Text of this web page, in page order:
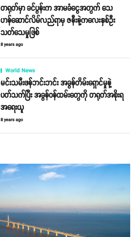
တရုတ်မှာ ခင်ပွန်းက အာမခံငွေအတွက် သေ
ဟန်ဆောင်လိမ်လည်ရာမှ ဇနီးနဲ့ကလေးနှစ်ဦး
သတ်သေမှုဖြစ်
8 years ago
World News
မင်းသမီးဖန်ဘင်းဘင်း အခွန်တိမ်းရှောင်မှုနဲ့
ပတ်သက်ပြီး အခွန်ဝန်ထမ်းတွေကို တရုတ်အစိုးရ
အရေးယူ
8 years ago